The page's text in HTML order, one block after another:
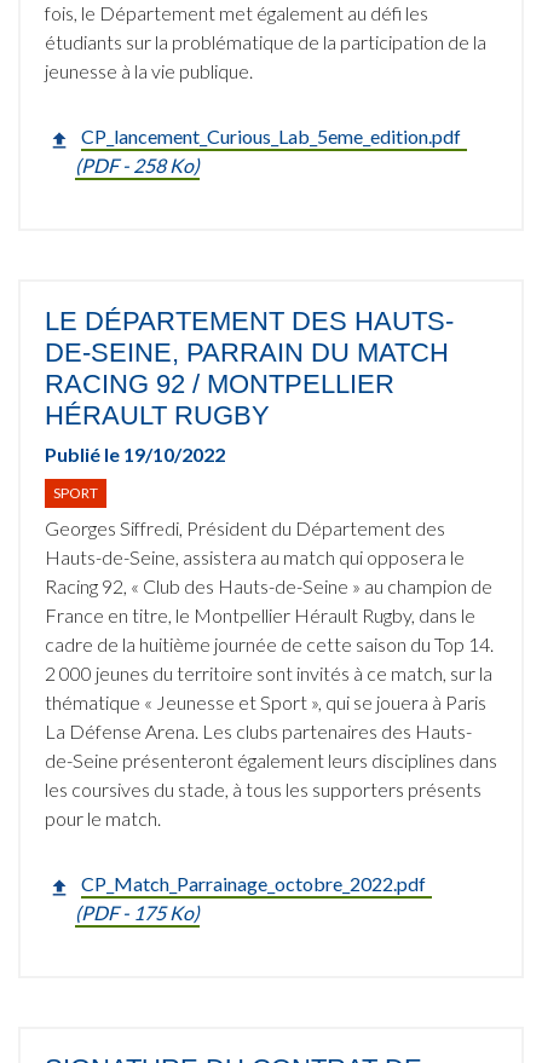
fois, le Département met également au défi les
étudiants sur la problématique de la participation de la
jeunesse à la vie publique.
CP_lancement_Curious_Lab_5eme_edition.pdf
(PDF- 258 Ko)
LE DÉPARTEMENT DES HAUTS-
DE-SEINE, PARRAIN DU MATCH
RACING 92 / MONTPELLIER
HÉRAULT RUGBY
Publié le 19/10/2022
SPORT
Georges Siffredi, Président du Département des
Hauts-de-Seine, assistera au match qui opposera le
Racing 92, « Club des Hauts-de-Seine » au champion de
France en titre, le Montpellier Hérault Rugby, dans le
cadre de la huitième journée de cette saison du Top 14.
2 000 jeunes du territoire sont invités à ce match, sur la
thématique « Jeunesse et Sport », qui se jouera à Paris
La Défense Arena. Les clubs partenaires des Hauts-
de-Seine présenteront également leurs disciplines dans
les coursives du stade, à tous les supporters présents
pour le match.
CP_Match_Parrainage_octobre_2022.pdf
(PDF- 175 Ko)